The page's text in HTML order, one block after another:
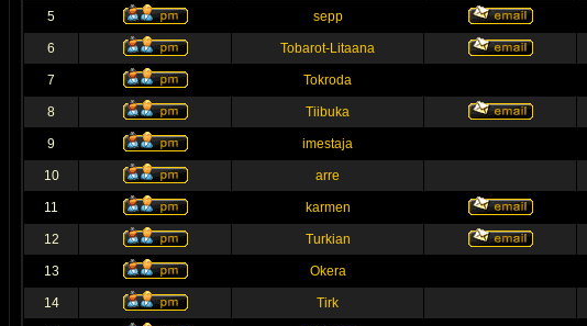
5 sepp
6 Tobarot-Litaana
7 Tokroda
8 Tiibuka
9 imestaja
10 arre
11 karmen
12 Turkian
13 Okera
14 Tirk